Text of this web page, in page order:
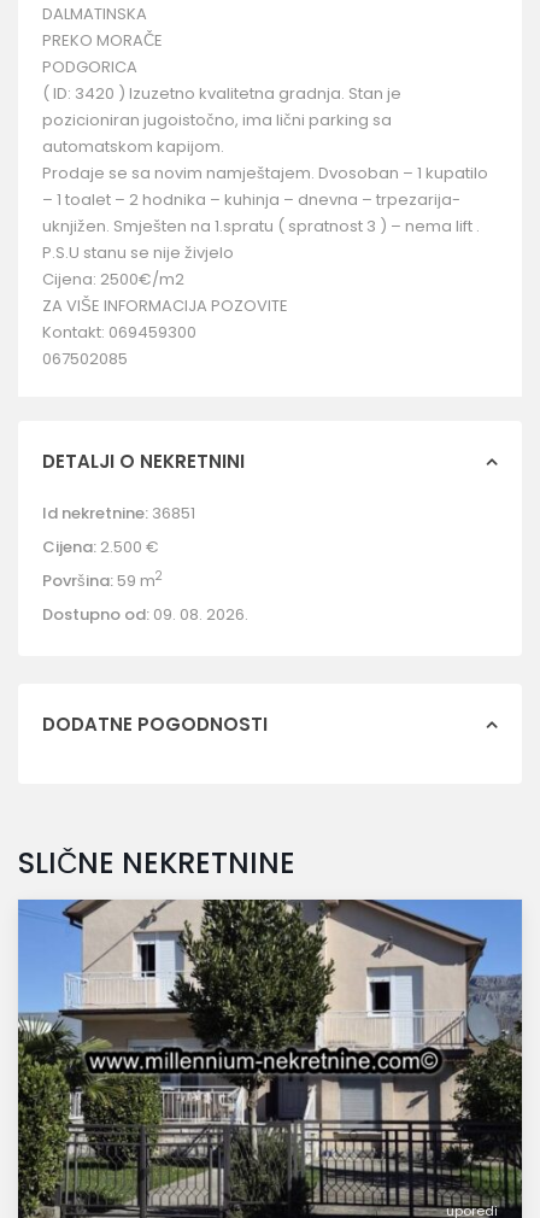
DALMATINSKA
PREKO MORAČE
PODGORICA
( ID: 3420 ) Izuzetno kvalitetna gradnja. Stan je
pozicioniran jugoistočno, ima lični parking sa
automatskom kapijom.
Prodaje se sa novim namještajem. Dvosoban – 1 kupatilo
– 1 toalet – 2 hodnika – kuhinja – dnevna – trpezarija-
uknjižen. Smješten na 1.spratu ( spratnost 3 ) – nema lift .
P.S.U stanu se nije živjelo
Cijena: 2500€/m2
ZA VIŠE INFORMACIJA POZOVITE
Kontakt: 069459300
067502085
DETALJI O NEKRETNINI
Id nekretnine: 36851
Cijena: 2.500 €
Površina: 59 m2
Dostupno od: 09. 08. 2026.
DODATNE POGODNOSTI
SLIČNE NEKRETNINE
uporedi